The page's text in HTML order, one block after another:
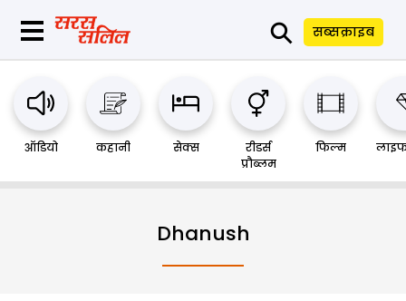
⚲ सब्सक्राइब
ऑडियो कहानी सेक्स
रीडर्स
प्रौब्लम
फिल्म
Dhanush